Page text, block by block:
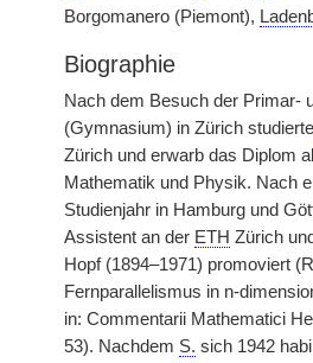
Borgomanero (Piemont),
Biographie
Nach dem Besuch der Primar-
(Gymnasium) in Zürich studierte
Zürich und erwarb das Diplom
Mathematik und Physik. Nach
Studienjahr in Hamburg und
Assistent an der ETH Zürich
Hopf (1894–1971) promoviert
Fernparallelismus in n-
in: Commentarii Mathematici
53). Nachdem S. sich 1942